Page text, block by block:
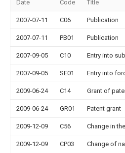
Date Code Title
2007-07-11 C06 Publication
2007-07-11 PB01 Publication
2007-09-05 C10 Entry into
2007-09-05 SE01 Entry into
2009-06-24 C14 Grant of
2009-06-24 GR01 Patent grant
2009-12-09 C56 Change in
2009-12-09 CP03 Change of